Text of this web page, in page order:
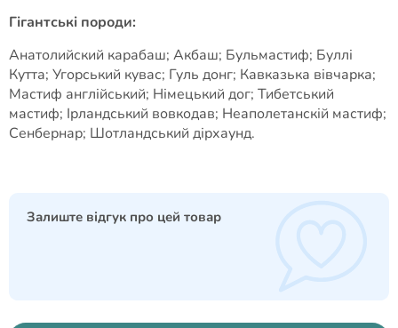
Гігантські породи:
Анатолийский карабаш; Акбаш; Бульмастиф; Буллі
Кутта; Угорський кувас; Гуль донг; Кавказька вівчарка;
Мастиф англійський; Німецький дог; Тибетський
мастиф; Ірландський вовкодав; Неаполетанскій мастиф;
Сенбернар; Шотландський дірхаунд.
Залиште відгук про цей товар